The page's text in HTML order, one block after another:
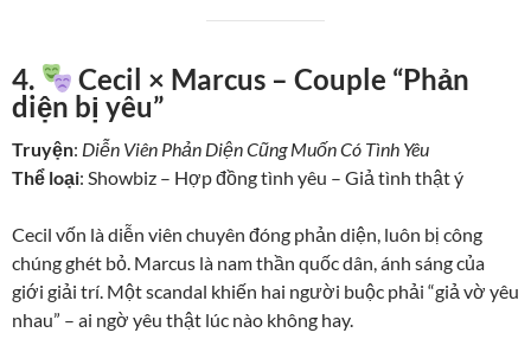
4.
Cecil × Marcus – Couple “Phản
diện bị yêu”
Truyện: Diễn Viên Phản Diện Cũng Muốn Có Tình Yêu
Thể loại: Showbiz – Hợp đồng tình yêu – Giả tình thật ý
Cecil vốn là diễn viên chuyên đóng phản diện, luôn bị công
chúng ghét bỏ. Marcus là nam thần quốc dân, ánh sáng của
giới giải trí. Một scandal khiến hai người buộc phải “giả vờ yêu
nhau” – ai ngờ yêu thật lúc nào không hay.